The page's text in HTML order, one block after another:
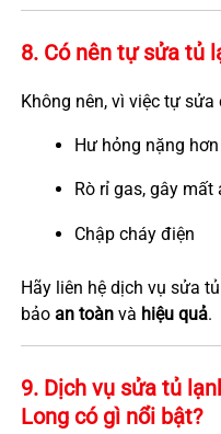
8. Có nên tự sửa tủ
Không nên, vì việc tự sửa
Hư hỏng nặng hơn
Rò rỉ gas, gây mất
Chập cháy điện
Hãy liên hệ dịch vụ sửa
bảo an toànvà hiệu quả.
9. Dịch vụ sửa tủ
Long có gì nổi bật?